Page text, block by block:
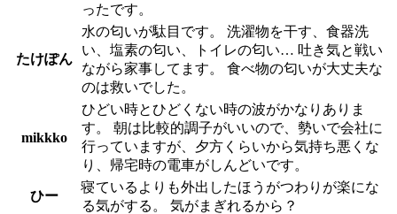
ったです。
たけぽん
水の匂いが駄目です。 洗濯物を干す、食器洗
い、塩素の匂い、トイレの匂い… 吐き気と戦い
ながら家事してます。 食べ物の匂いが大丈夫な
のは救いでした。
mikkko
ひどい時とひどくない時の波がかなりありま
す。 朝は比較的調子がいいので、勢いで会社に
行っていますが、夕方くらいから気持ち悪くな
り、帰宅時の電車がしんどいです。
ひー
寝ているよりも外出したほうがつわりが楽にな
る気がする。 気がまぎれるから？